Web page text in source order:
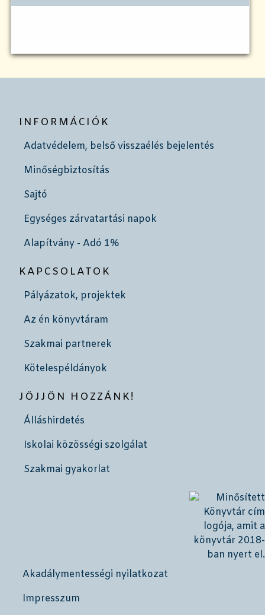
INFORMÁCIÓK
Adatvédelem, belső visszaélés bejelentés
Minőségbiztosítás
Sajtó
Egységes zárvatartási napok
Alapítvány - Adó 1%
KAPCSOLATOK
Pályázatok, projektek
Az én könyvtáram
Szakmai partnerek
Kötelespéldányok
JÖJJÖN HOZZÁNK!
Álláshirdetés
Iskolai közösségi szolgálat
Szakmai gyakorlat
Akadálymentességi nyilatkozat
Impresszum